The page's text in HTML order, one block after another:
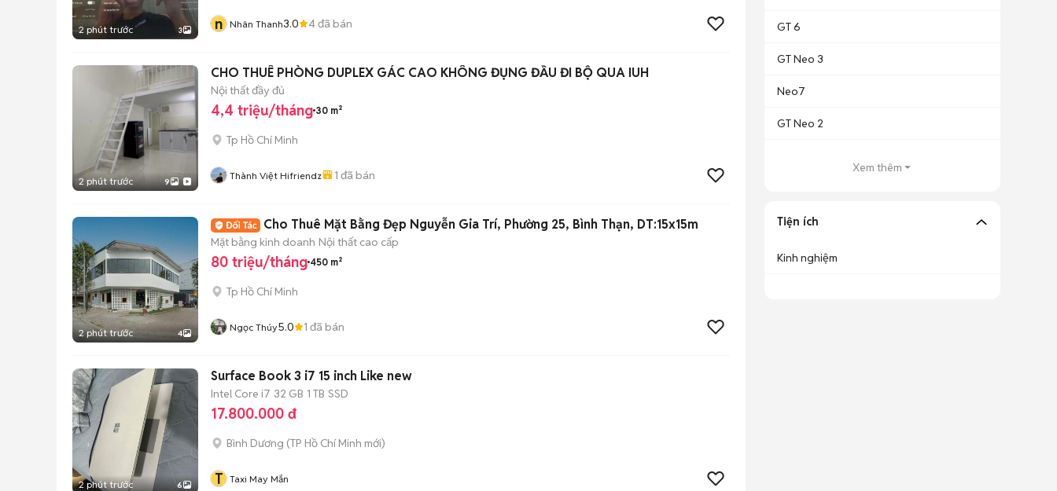
2 phút trước 3 n Nhân Thanh3.0 4đã bán
2 phút trước 9
CHO THUÊ PHÒNG DUPLEX GÁC CAO KHÔNG ĐỤNG ĐẦU ĐI BỘ QUA IUH
Nội thất đầy đủ
4,4 triệu/tháng 30 m²
Tp Hồ Chí Minh
Thành Việt Hifriendz 1 đã bán
2 phút trước 4
Cho Thuê Mặt Bằng Đẹp Nguyễn Gia Trí, Phường 25, Bình Thạn, DT:15x15m
Mặt bằng kinh doanh Nội thất cao cấp
80 triệu/tháng 450 m²
Tp Hồ Chí Minh
Ngọc Thúy5.0 1 đã bán
2 phút trước 6
Surface Book 3 i7 15 inch Like new
Intel Core i7 32 GB 1 TB SSD
17.800.000 đ
Bình Dương (TP Hồ Chí Minh mới)
T Taxi May Mắn
GT 6
GT Neo 3
Neo7
GT Neo 2
Xem thêm
Tiện ích
Kinh nghiệm